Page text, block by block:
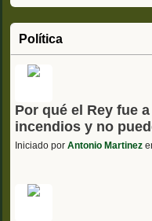
Política
Por qué el Rey fue
incendios y no
Iniciado por Antonio Martinez